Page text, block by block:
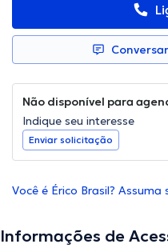
Não disponível para
Indique seu interesse
Enviar solicitação
Você é Érico Brasil? Assuma
Informações de